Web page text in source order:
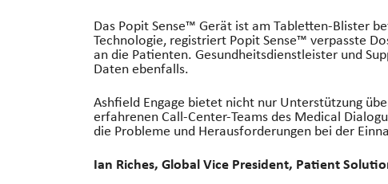
Das Popit Sense™ Gerät ist am Tabletten-Blister
Technologie, registriert Popit Sense™ verpasste
an die Patienten. Gesundheitsdienstleister und
Daten ebenfalls.
Ashfield Engage bietet nicht nur Unterstützung
erfahrenen Call-Center-Teams des Medical
die Probleme und Herausforderungen bei der
Ian Riches, Global Vice President, Patient